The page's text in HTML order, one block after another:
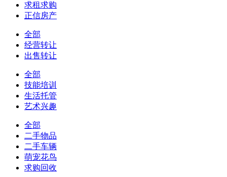
求租求购
正信房产
全部
经营转让
出售转让
全部
技能培训
生活托管
艺术兴趣
全部
二手物品
二手车辆
萌宠花鸟
求购回收